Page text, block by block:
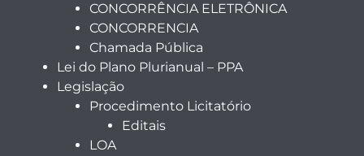
CONCORRÊNCIA ELETRÔNICA
CONCORRENCIA
Chamada Pública
Lei do Plano Plurianual – PPA
Legislação
Procedimento Licitatório
Editais
LOA